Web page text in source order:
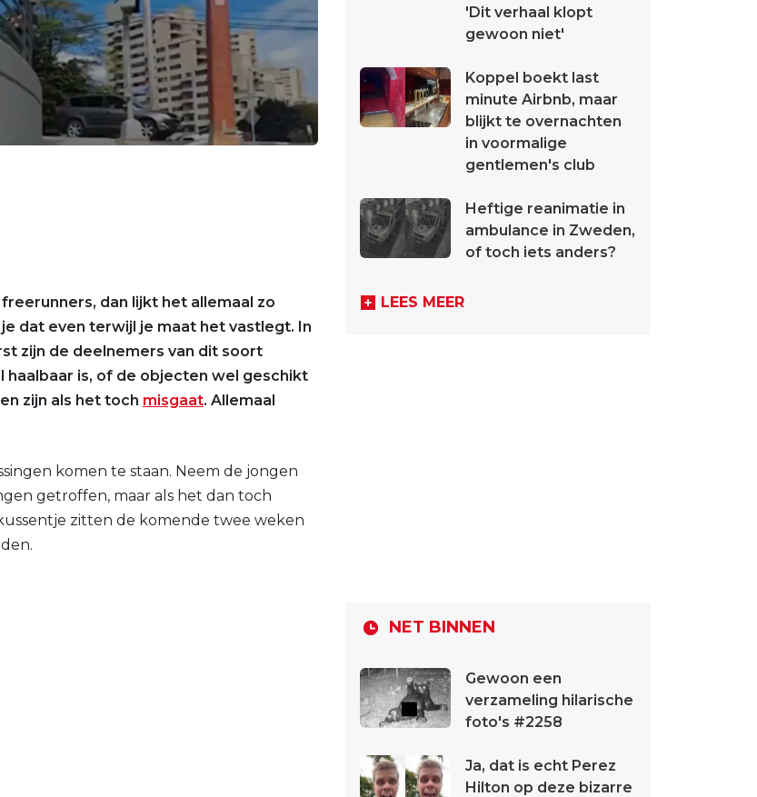
dan lijkt het allemaal zo
dat even terwijl je maat het vastlegt. In
zijn de deelnemers van dit soort
is, of de objecten wel geschikt
zijn als het toch misgaat. Allemaal
komen te staan. Neem de jongen
getroffen, maar als het dan toch
zitten de komende twee weken
'Dit verhaal klopt
gewoon niet'
Koppel boekt last
minute Airbnb, maar
blijkt te overnachten
in voormalige
gentlemen's club
Heftige reanimatie in
ambulance in Zweden,
of toch iets anders?
LEES MEER
NET BINNEN
Gewoon een
verzameling hilarische
foto's #2258
Ja, dat is echt Perez
Hilton op deze bizarre